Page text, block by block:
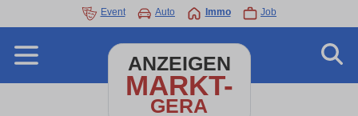
Event Auto Immo Job
ANZEIGEN
MARKT-
GERA